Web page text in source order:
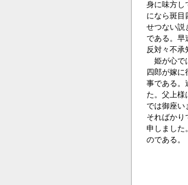
身に味方し
になら斑目
せつない説
である。早
反対々不承
姫が心で
四郎が嫁に
事である。
た。父上様
では御座い
そればかり
申しました
のである。